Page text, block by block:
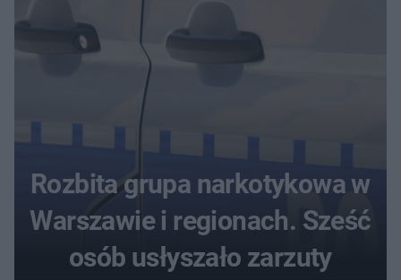
Rozbita grupa narkotykowa w
Warszawie i regionach. Sześć
osób usłyszało zarzuty